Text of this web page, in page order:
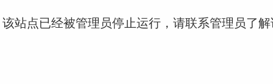
站点已经被管理员停止运行，请联系管理员了